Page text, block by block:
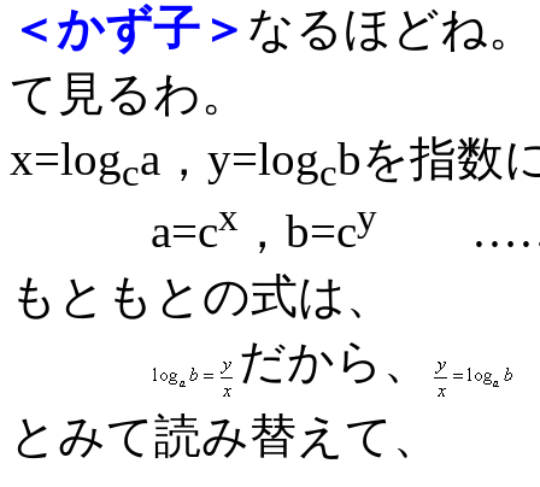
＜かず子＞ なるほどね
て見るわ。
x=logca，y=logcbを指数
a=cx ，b=cy
もともとの式は、
だから、
とみて読み替えて、